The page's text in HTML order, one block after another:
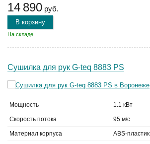
14 890 руб.
В корзину
На складе
Сушилка для рук G-teq 8883 PS
Мощность 1.1 кВт
Скорость потока 95 м/с
Материал корпуса ABS-пластик